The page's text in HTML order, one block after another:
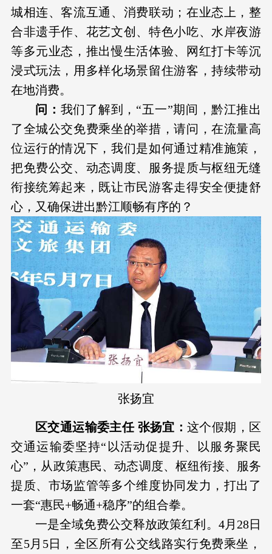
城相连、客流互通、消费联动；在业态上，整
合非遗手作、花艺文创、特色小吃、水岸夜游
等多元业态，推出慢生活体验、网红打卡等沉
浸式玩法，用多样化场景留住游客，持续带动
在地消费。
问： 我们了解到，“五一”期间，黔江推出
了全城公交免费乘坐的举措，请问，在流量高
位运行的情况下，我们是如何通过精准施策，
把免费公交、动态调度、服务提质与枢纽无缝
衔接统筹起来，既让市民游客走得安全便捷舒
心，又确保进出黔江顺畅有序的？
张扬宜
区交通运输委主任 张扬宜：这个假期，区
交通运输委坚持“以活动促提升、以服务聚民
心”，从政策惠民、动态调度、枢纽衔接、服务
提质、市场监管等多个维度协同发力，打出了
一套“惠民+畅通+稳序”的组合拳。
一是全域免费公交释放政策红利。4月28日
至5月5日，全区所有公交线路实行免费乘坐，